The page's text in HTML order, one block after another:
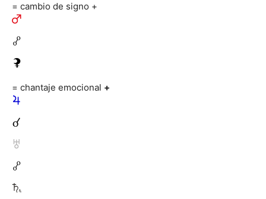
= cambio de signo +
= chantaje emocional +